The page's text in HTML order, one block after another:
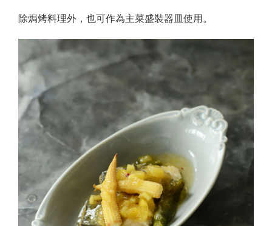
除焗烤料理外，也可作為主菜盛裝器皿使用。